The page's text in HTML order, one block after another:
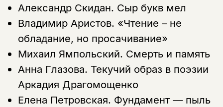
Александр Скидан. Сыр букв мел
Владимир Аристов. «Чтение – не
обладание, но просачивание»
Михаил Ямпольский. Смерть и память
Анна Глазова. Текучий образ в поэзии
Аркадия Драгомощенко
Елена Петровская. Фундамент — пыль